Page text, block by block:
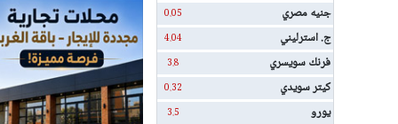
جنيه مصري 0.05
ج. استرليني 4.04
فرنك سويسري 3.8
كيتر سويدي 0.32
يورو 3.5